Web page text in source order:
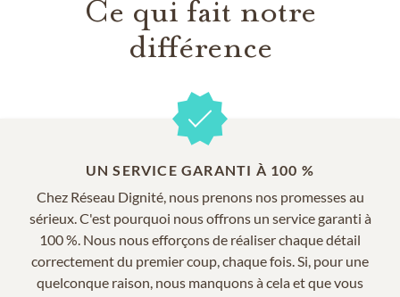
Ce qui fait notre
différence
UN SERVICE GARANTI À 100 %
Chez Réseau Dignité, nous prenons nos promesses au
sérieux. C'est pourquoi nous offrons un service garanti à
100 %. Nous nous efforçons de réaliser chaque détail
correctement du premier coup, chaque fois. Si, pour une
quelconque raison, nous manquons à cela et que vous